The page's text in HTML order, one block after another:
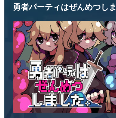
勇者パーティはぜんめつしま